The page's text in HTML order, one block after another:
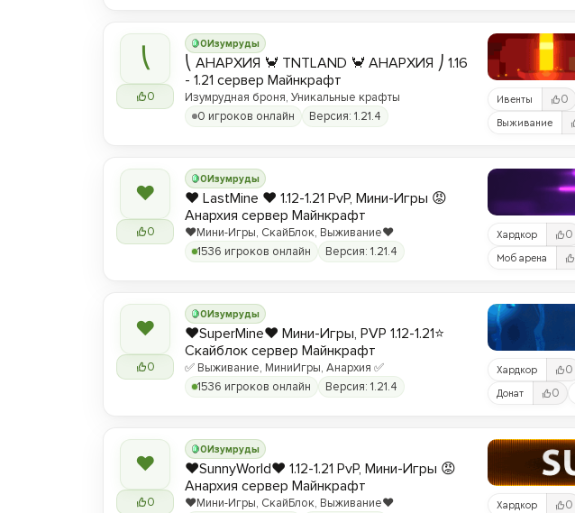
⎝
0
0Изумруды
⎝ АНАРХИЯ 🦀 TNTLAND 🦀 АНАРХИЯ ⎠ 1.16
- 1.21 сервер Майнкрафт
Изумрудная броня, Уникальные крафты
0 игроков онлайн
Версия: 1.21.4
Ивенты 0
Выживание
❤
0
0Изумруды
❤️ LastMine ❤️ 1.12-1.21 PvP, Мини-Игры 😡
Анархия сервер Майнкрафт
❤️Мини-Игры, СкайБлок, Выживание❤️
1536 игроков онлайн
Версия: 1.21.4
Хардкор 0
Моб арена
❤
0
0Изумруды
❤️SuperMine❤️ Мини-Игры, PVP 1.12-1.21⭐
Скайблок сервер Майнкрафт
✅ Выживание, МиниИгры, Анархия ✅
1536 игроков онлайн
Версия: 1.21.4
Хардкор 0
Донат 0
❤
0
0Изумруды
❤️SunnyWorld❤️ 1.12-1.21 PvP, Мини-Игры 😡
Анархия сервер Майнкрафт
❤️Мини-Игры, СкайБлок, Выживание❤️
Хардкор 0